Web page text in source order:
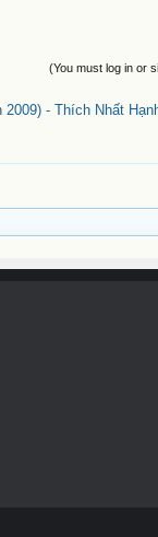
(You must log in or
- Thích Nhất